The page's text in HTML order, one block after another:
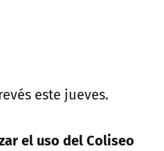
este jueves.
el uso del Coliseo